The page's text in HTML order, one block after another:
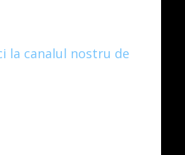
la canalul nostru de